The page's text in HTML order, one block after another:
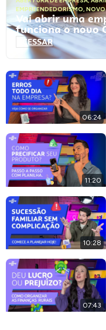
EMPREENDEDORISMO, NOVO
Vai abrir uma
funciona o novo
ACESSAR
06:24
11:20
10:28
07:43